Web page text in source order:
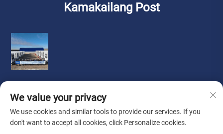
Kamakailang Post
We value your privacy
We use cookies and similar tools to provide our services. If you
don't want to accept all cookies, click Personalize cookies.